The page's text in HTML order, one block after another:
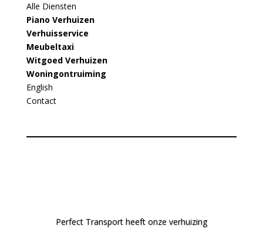
Alle Diensten
Piano Verhuizen
Verhuisservice
Meubeltaxi
Witgoed Verhuizen
Woningontruiming
English
Contact
Perfect Transport heeft onze verhuizing